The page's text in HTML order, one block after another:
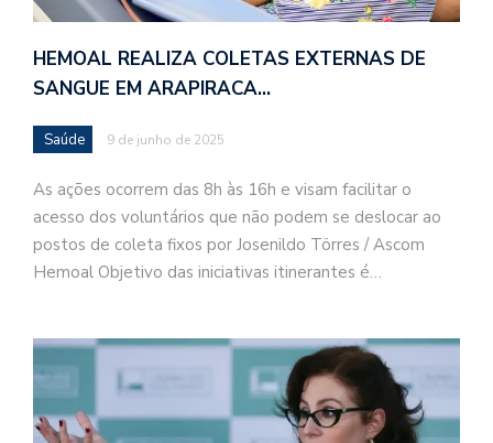
HEMOAL REALIZA COLETAS EXTERNAS DE
SANGUE EM ARAPIRACA…
Saúde 9 de junho de 2025
As ações ocorrem das 8h às 16h e visam facilitar o
acesso dos voluntários que não podem se deslocar ao
postos de coleta fixos por Josenildo Törres / Ascom
Hemoal Objetivo das iniciativas itinerantes é…